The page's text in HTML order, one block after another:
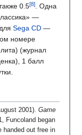
0.5
. Одна
—
Sega CD—
номере
(журнал
1 балл
2001).Game
Funcoland began
handed out free in